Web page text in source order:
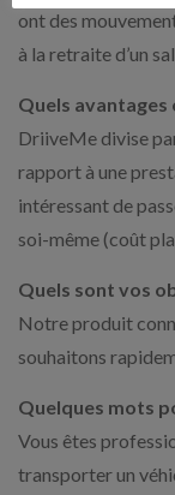
ont des
à la retraite d’un
Quels avantages
DriiveMe divise
rapport à une
intéressant de
soi-même (coût
Quels sont vos
Notre produit
souhaitons
Quelques mots
Vous êtes
transporter un